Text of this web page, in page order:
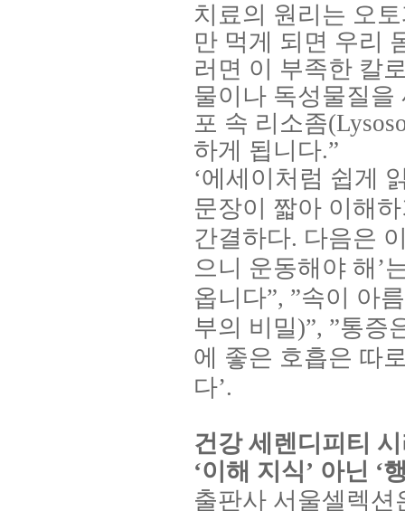
치료의 원리는 오
만 먹게 되면 우리
러면 이 부족한 칼
물이나 독성물질
포 속 리소좀
하게 됩니다.”
‘에세이처럼 쉽게
문장이 짧아 이해
간결하다. 다음은
으니 운동해야 해 ’
옵니다”, ”속이 아
부의 비밀)”, ”통증
에 좋은 호흡은 따
다’.
건강 세렌디피티
‘이해 지식’ 아닌 ‘
출판사 서울셀렉션